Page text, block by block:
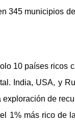
345 municipios
10 países ricos
India, USA, y
de
1% más rico de